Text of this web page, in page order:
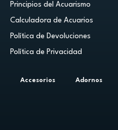
Principios del Acuarismo
Calculadora de Acuarios
Política de Devoluciones
Política de Privacidad
Accesorios Adornos